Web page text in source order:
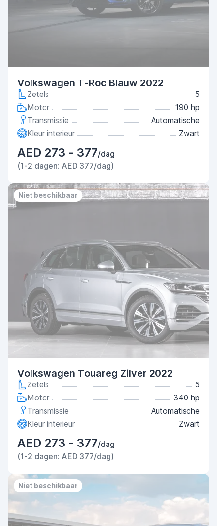
Volkswagen T-Roc Blauw 2022
Zetels
5
Motor
190 hp
Transmissie
Automatische
Kleur interieur
Zwart
AED 273 - 377/dag
(1-2 dagen: AED 377/dag)
Niet beschikbaar
Volkswagen Touareg Zilver 2022
Zetels
5
Motor
340 hp
Transmissie
Automatische
Kleur interieur
Zwart
AED 273 - 377/dag
(1-2 dagen: AED 377/dag)
Niet beschikbaar